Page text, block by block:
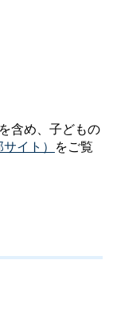
含め、子どもの
イト） をご覧